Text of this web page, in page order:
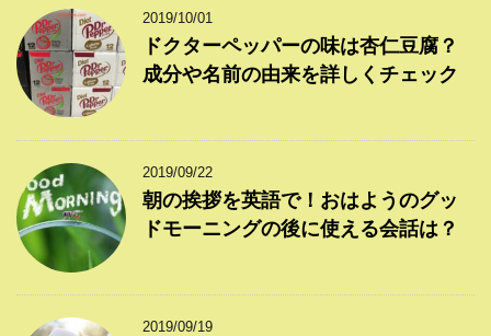
2019/10/01
ドクターペッパーの味は杏仁豆腐？
成分や名前の由来を詳しくチェック
2019/09/22
朝の挨拶を英語で！おはようのグッ
ドモーニングの後に使える会話は？
2019/09/19